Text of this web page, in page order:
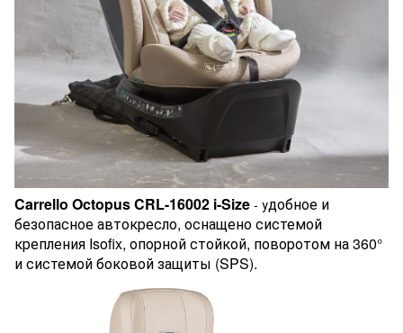
Carrello Octopus CRL-16002 i-Size - удобное и
безопасное автокресло, оснащено системой
крепления Isofix, опорной стойкой, поворотом на 360°
и системой боковой защиты (SPS).